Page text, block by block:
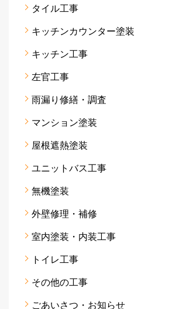
タイル工事
キッチンカウンター塗装
キッチン工事
左官工事
雨漏り修繕・調査
マンション塗装
屋根遮熱塗装
ユニットバス工事
無機塗装
外壁修理・補修
室内塗装・内装工事
トイレ工事
その他の工事
ごあいさつ・お知らせ